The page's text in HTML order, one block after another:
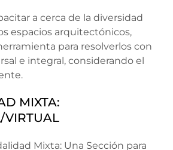
a cerca de la diversidad
espacios arquitectónicos,
para resolverlos con
e integral, considerando el
MIXTA:
VIRTUAL
Mixta: Una Sección para